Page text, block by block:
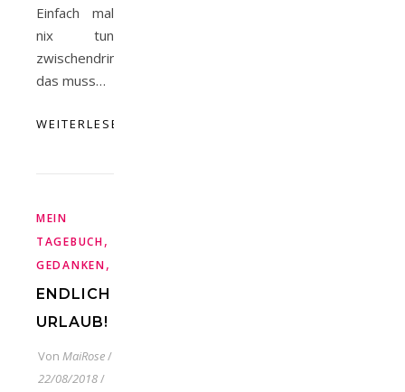
Einfach mal
nix tun
zwischendrin,
das muss…
WEITERLESEN
MEIN
TAGEBUCH,
GEDANKEN,
ENDLICH
URLAUB!
Von MaiRose/
22/08/2018/